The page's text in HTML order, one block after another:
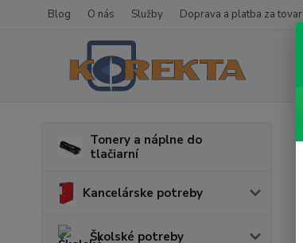
Blog O nás Služby Doprava a platba za tovar
Tonery a náplne do
tlačiarní
Kancelárske potreby
Školské potreby